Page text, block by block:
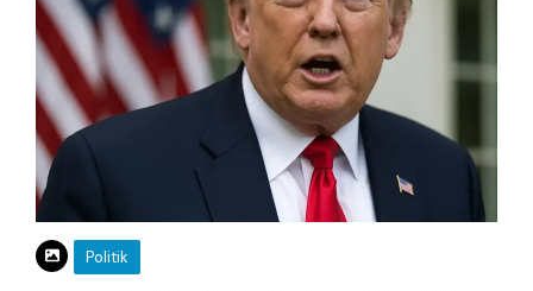
Politik